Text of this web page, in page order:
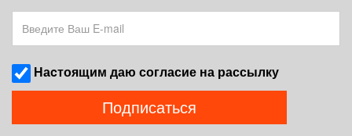
Наcтоящим даю согласие на рассылку
Подписаться